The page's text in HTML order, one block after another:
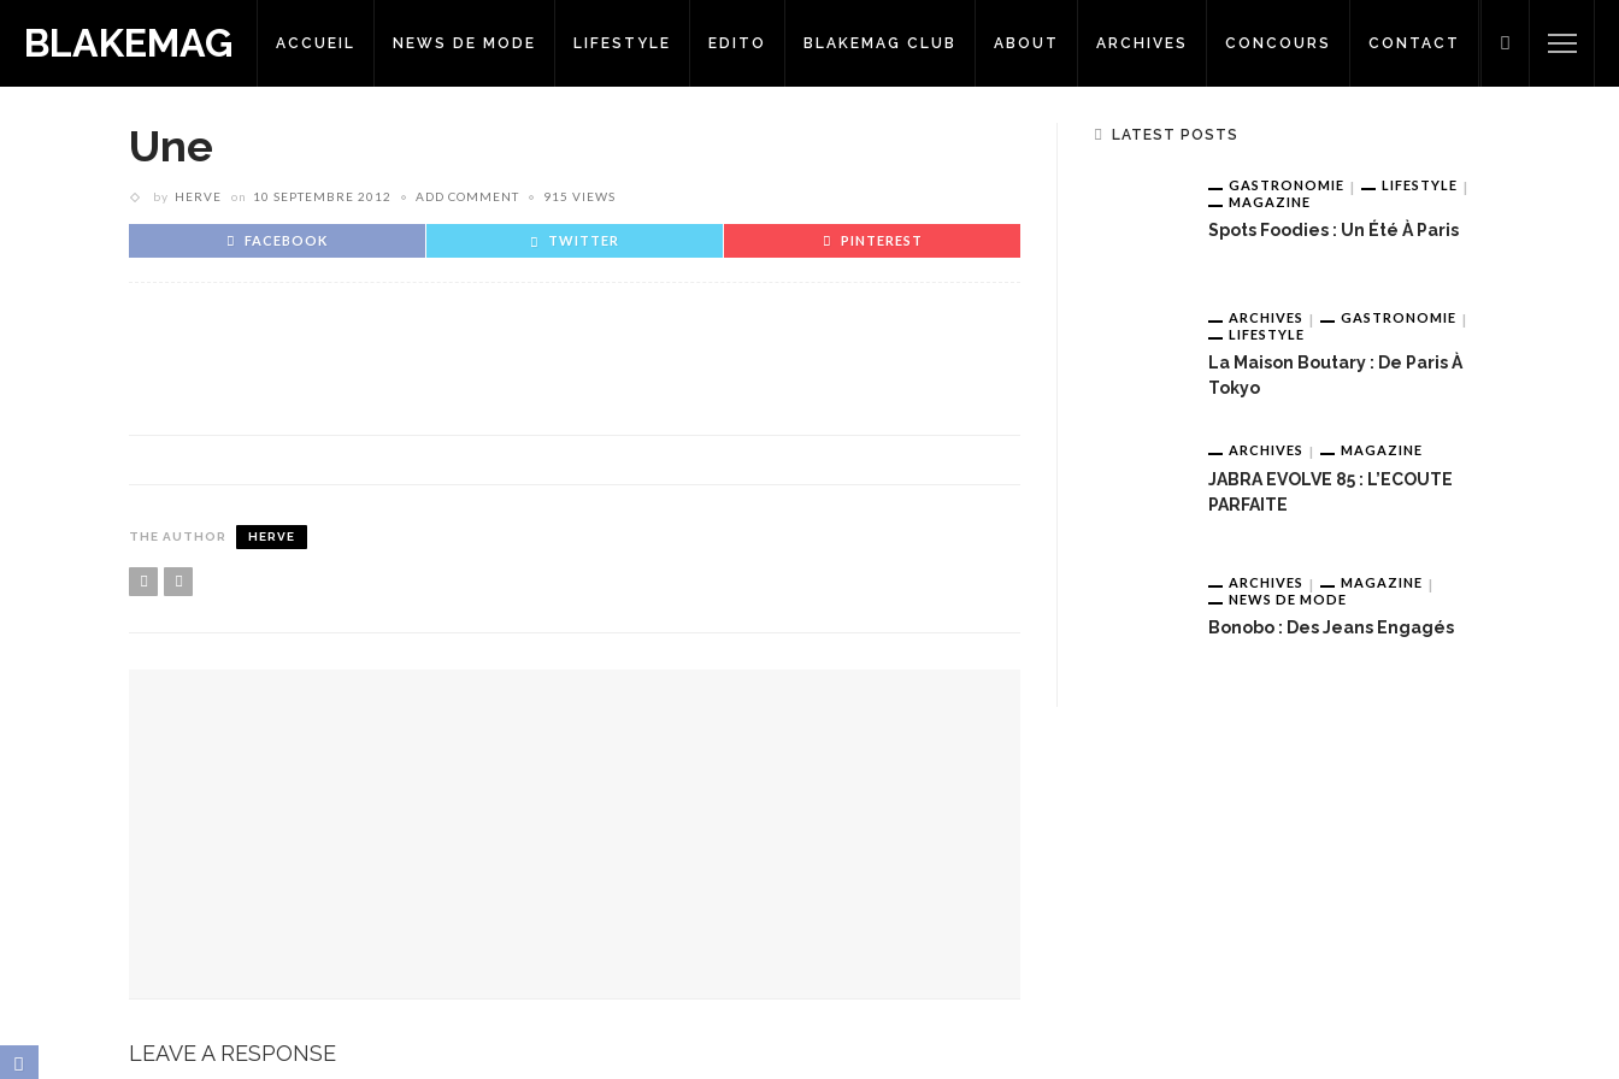
BLAKEMAG ACCUEIL NEWS DE MODE LIFESTYLE EDITO BLAKEMAG CLUB ABOUT ARCHIVES CONCOURS CONTACT
Une
by HERVE on 10 SEPTEMBRE 2012 ADD COMMENT 915 VIEWS
FACEBOOK TWITTER PINTEREST
THE AUTHOR HERVE
LEAVE A RESPONSE
LATEST POSTS
GASTRONOMIE
LIFESTYLE
MAGAZINE
Spots Foodies : Un Été À Paris
ARCHIVES
GASTRONOMIE
LIFESTYLE
La Maison Boutary : De Paris À
Tokyo
ARCHIVES MAGAZINE
JABRA EVOLVE 85 : L’ECOUTE
PARFAITE
ARCHIVES
MAGAZINE
NEWS DE MODE
Bonobo : Des Jeans Engagés